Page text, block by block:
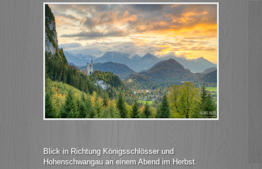
Blick in Richtung Königsschlösser und
Hohenschwangau an einem Abend im Herbst.